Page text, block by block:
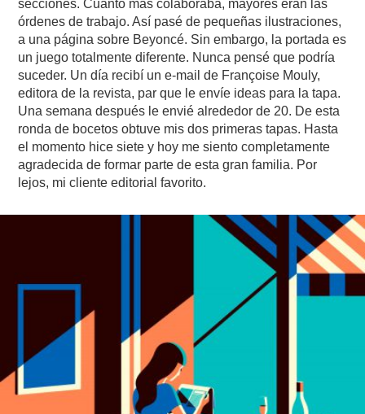
secciones. Cuanto más colaboraba, mayores eran las
órdenes de trabajo. Así pasé de pequeñas ilustraciones,
a una página sobre Beyoncé. Sin embargo, la portada es
un juego totalmente diferente. Nunca pensé que podría
suceder. Un día recibí un e-mail de Françoise Mouly,
editora de la revista, par que le envíe ideas para la tapa.
Una semana después le envié alrededor de 20. De esta
ronda de bocetos obtuve mis dos primeras tapas. Hasta
el momento hice siete y hoy me siento completamente
agradecida de formar parte de esta gran familia. Por
lejos, mi cliente editorial favorito.